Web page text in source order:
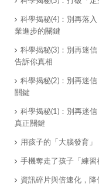
科學揭秘(4)：別再落
業進步的關鍵
科學揭秘(3)：別再迷
告訴你真相
科學揭秘(2)：別再迷
關鍵
科學揭秘(1)：別再迷
真正關鍵
用孩子的「大腦發育」
手機奪走了孩子「練
資訊碎片與倍速化，